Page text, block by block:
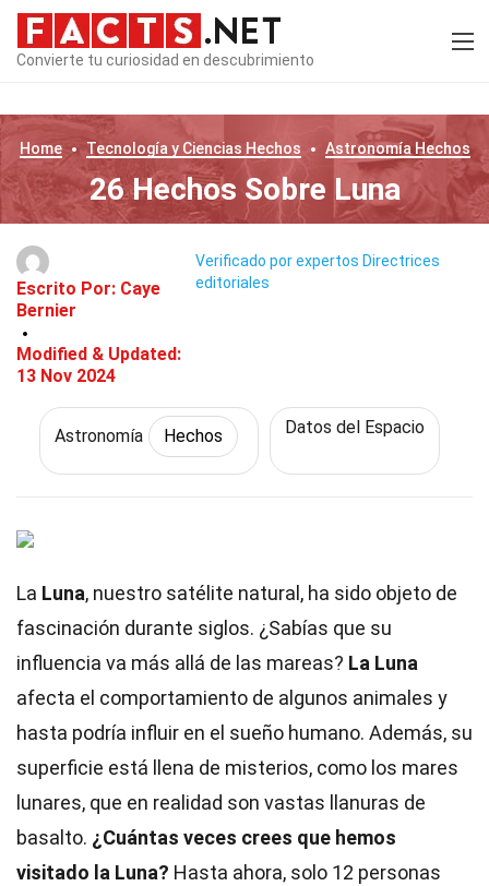
Convierte tu curiosidad en descubrimiento
Home Tecnología y Ciencias Hechos Astronomía Hechos
26 Hechos Sobre Luna
Escrito Por: Caye
Bernier
Modified & Updated:
13 Nov 2024
Verificado por expertos Directrices
editoriales
Astronomía Hechos Datos del Espacio
La Luna, nuestro satélite natural, ha sido objeto de
fascinación durante siglos. ¿Sabías que su
influencia va más allá de las mareas? La Luna
afecta el comportamiento de algunos animales y
hasta podría influir en el sueño humano. Además, su
superficie está llena de misterios, como los mares
lunares, que en realidad son vastas llanuras de
basalto. ¿Cuántas veces crees que hemos
visitado la Luna? Hasta ahora, solo 12 personas